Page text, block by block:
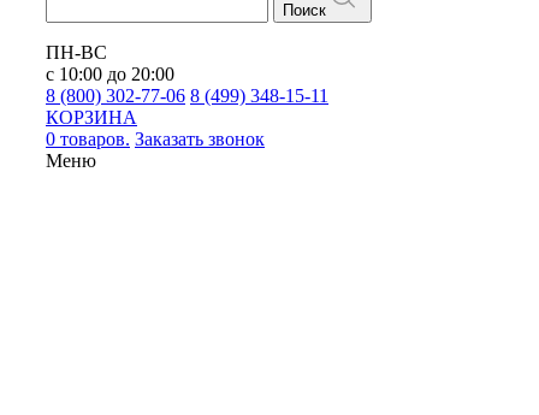
Поиск
ПН-ВС
с 10:00 до 20:00
8 (800) 302-77-06 8 (499) 348-15-11
КОРЗИНА
0 товаров. Заказать звонок
Меню